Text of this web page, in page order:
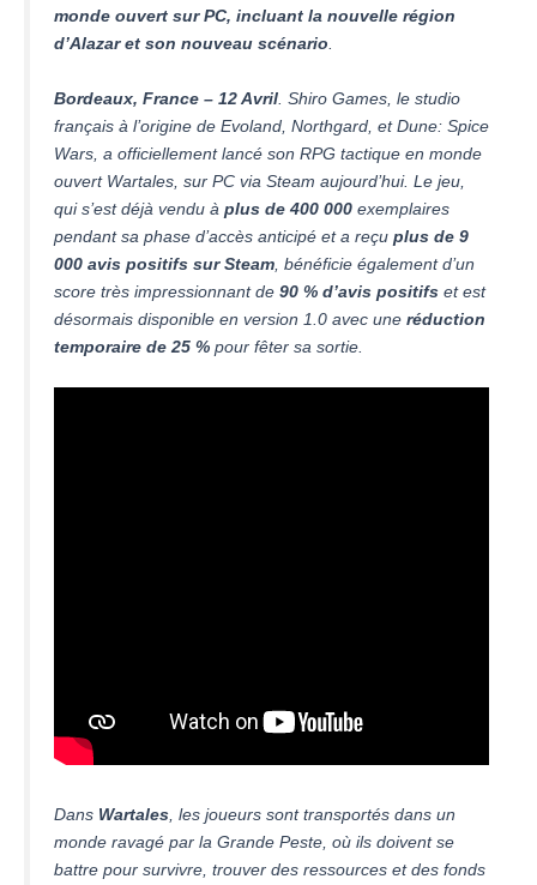
monde ouvert sur PC, incluant la nouvelle région
d’Alazar et son nouveau scénario
Bordeaux, France – 12 Avril . Shiro Games, le studio
français à l’origine de Evoland, Northgard, et Dune: Spice
Wars, a officiellement lancé son RPG tactique en monde
ouvert Wartales, sur PC via Steam aujourd’hui. Le jeu,
qui s’est déjà vendu à plus de 400 000 exemplaires
pendant sa phase d’accès anticipé et a reçu plus de 9
000 avis positifs sur Steam , bénéficie également d’un
score très impressionnant de 90 % d’avis positifs et est
désormais disponible en version 1.0 avec une réduction
temporaire de 25 % pour fêter sa sortie.
Dans Wartales , les joueurs sont transportés dans un
monde ravagé par la Grande Peste, où ils doivent se
battre pour survivre, trouver des ressources et des fonds